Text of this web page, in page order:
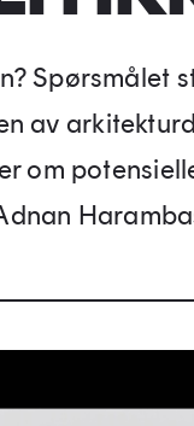
Spørsmålet
av
om